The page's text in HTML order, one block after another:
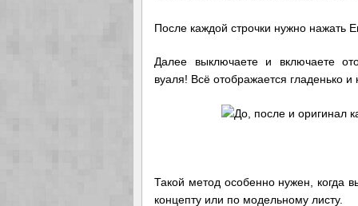
После каждой строчки нужно нажать
Далее выключаете и включаете
вуаля! Всё отображается гладенько и
Такой метод особенно нужен, когда
концепту или по модельному листу.